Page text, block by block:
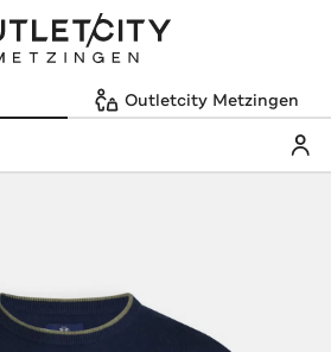
Outletcity Metzingen